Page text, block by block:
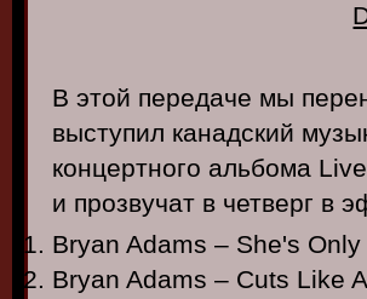
В этой передаче мы
выступил канадский
концертного альбома
и прозвучат в четверг в
Bryan Adams – She's
Bryan Adams – Cuts Like